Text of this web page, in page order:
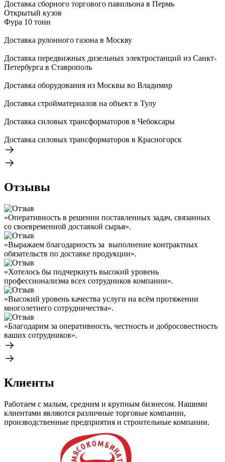
Доставка сборного торгового павильона в Пермь
Открытый кузов
Фура 10 тонн
Доставка рулонного газона в Москву
Доставка передвижных дизельных электростанций из Санкт-
Петербурга в Ставрополь
Доставка оборудования из Москвы во Владимир
Доставка стройматериалов на объект в Тулу
Доставка силовых трансформаторов в Чебоксары
Доставка силовых трансформаторов в Красногорск
Отзывы
«Оперативность в решении поставленных задач, связанных
со своевременной доставкой сырья».
«Выражаем благодарность за выполнение контрактных
обязательств по доставке продукции».
«Хотелось бы подчеркнуть высокий уровень
профессионализма всех сотрудников компании».
«Высокий уровень качества услуги на всём протяжении
многолетнего сотрудничества».
«Благодарим за оперативность, честность и добросовестность
ваших сотрудников».
Клиенты
Работаем с малым, средним и крупным бизнесом. Нашими
клиентами являются различные торговые компании,
производственные предприятия и строительные компании.